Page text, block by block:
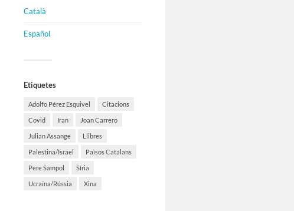
Català
Español
Etiquetes
Adolfo Pérez Esquivel Citacions
Covid Iran Joan Carrero
Julian Assange Llibres
Palestina/Israel Països Catalans
Pere Sampol Síria
Ucraïna/Rússia Xina